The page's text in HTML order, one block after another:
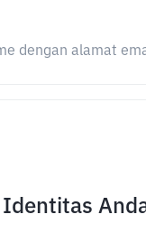
dengan alamat